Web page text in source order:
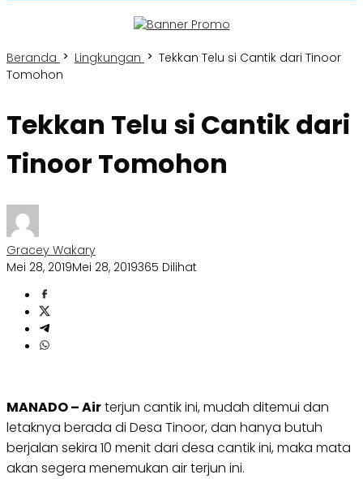
Beranda Lingkungan
Tekkan Telu si Cantik dari Tinoor
Tomohon
Tekkan Telu si Cantik dari
Tinoor Tomohon
Gracey Wakary
Mei 28, 2019Mei 28, 2019365 Dilihat
MANADO – Airterjun cantik ini, mudah ditemui dan
letaknya berada di Desa Tinoor, dan hanya butuh
berjalan sekira 10 menit dari desa cantik ini, maka mata
akan segera menemukan air terjun ini.